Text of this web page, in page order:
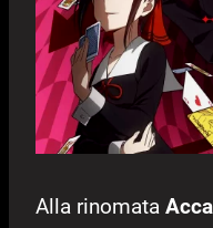
Alla rinomata